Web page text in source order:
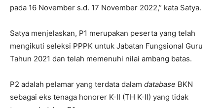
pada 16 November s.d. 17 November 2022,” kata Satya.
Satya menjelaskan, P1 merupakan peserta yang telah
mengikuti seleksi PPPK untuk Jabatan Fungsional Guru
Tahun 2021 dan telah memenuhi nilai ambang batas.
P2 adalah pelamar yang terdata dalam database BKN
sebagai eks tenaga honorer K-II (TH K-II) yang tidak